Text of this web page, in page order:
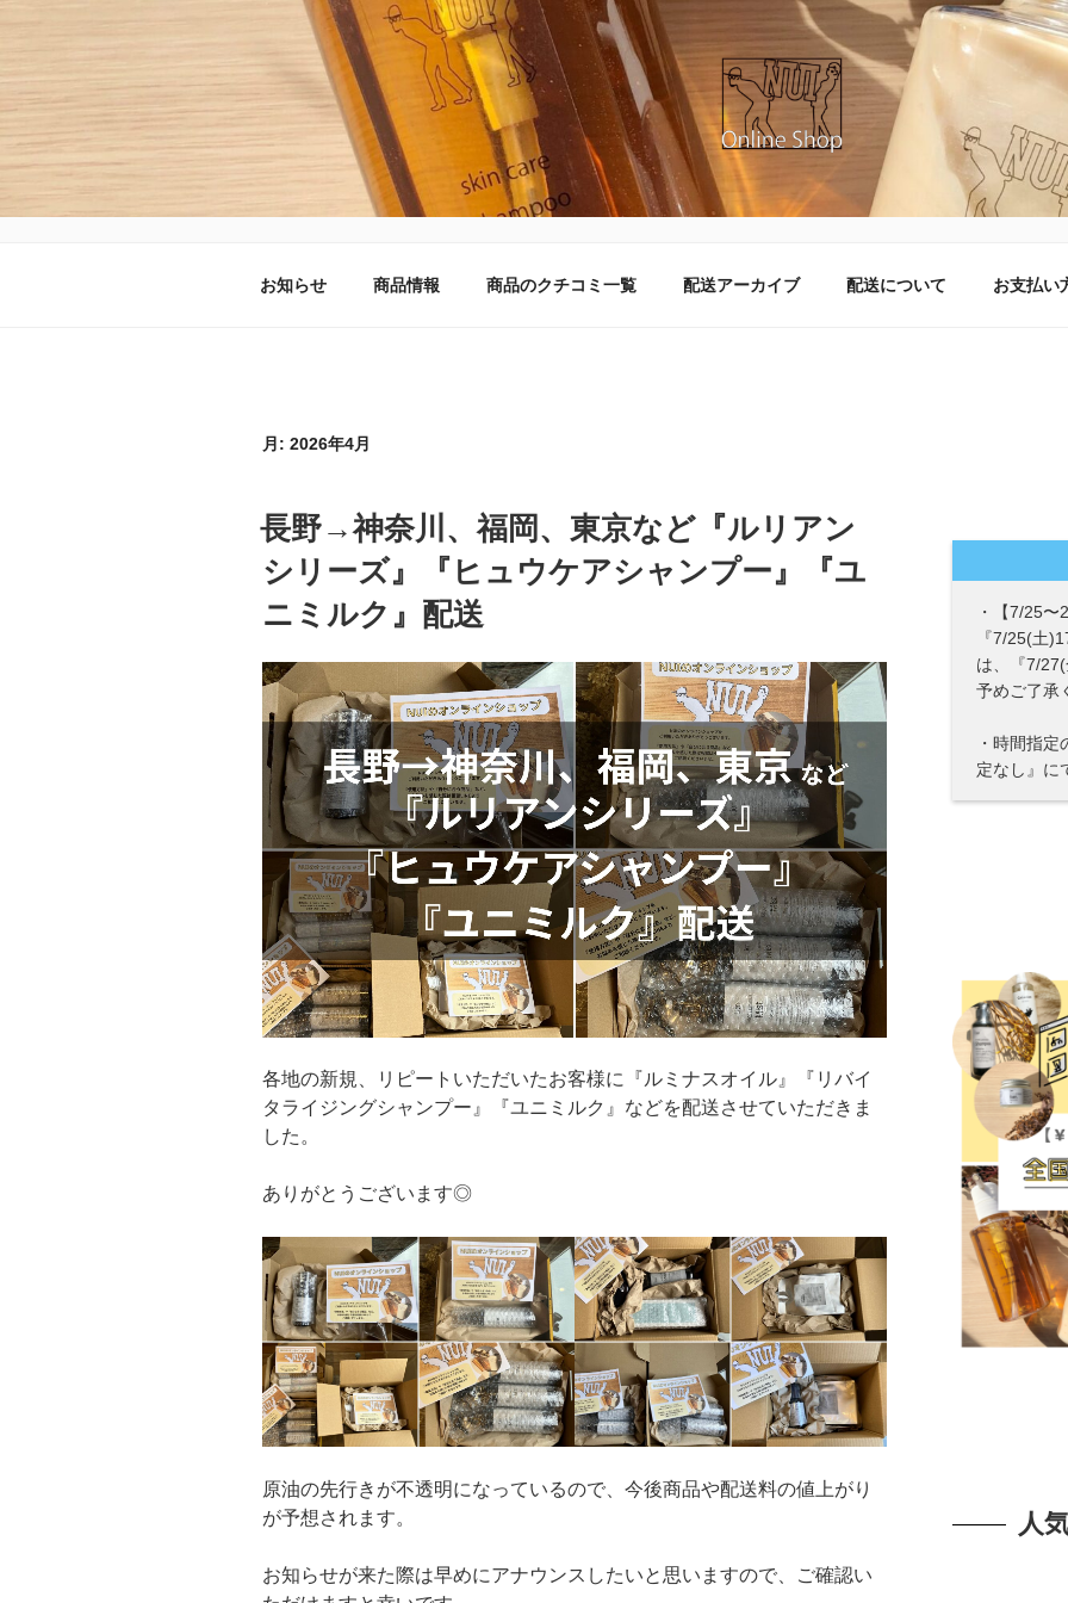
キ
NUIのオンラインショップ
お知らせ 商品情報 商品のクチコミ一覧 配送アーカイブ 配送について お支払い
月: 2026年4月
長野→神奈川、福岡、東京など『ルリアン
シリーズ』『ヒュウケアシャンプー』『ユ
ニミルク』配送
各地の新規、リピートいただいたお客様に『ルミナスオイル』『リバイ
タライジングシャンプー』『ユニミルク』などを配送させていただきま
した。
ありがとうございます◎
原油の先行きが不透明になっているので、今後商品や配送料の値上がり
が予想されます。
お知らせが来た際は早めにアナウンスしたいと思いますので、ご確認い
・【7/25
『7/25(土
は、『7/
予めご了承
・時間指
定なし』に
人